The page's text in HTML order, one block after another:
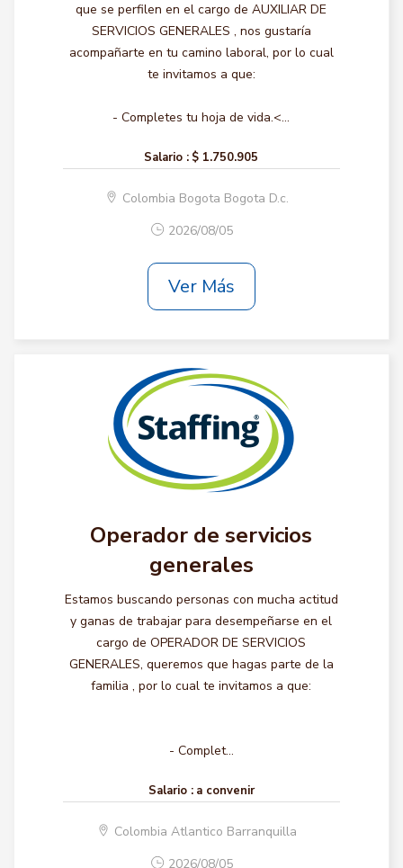
que se perfilen en el cargo de AUXILIAR DE
SERVICIOS GENERALES , nos gustaría
acompañarte en tu camino laboral, por lo cual
te invitamos a que:
- Completes tu hoja de vida.<...
Salario : $ 1.750.905
Colombia Bogota Bogota D.c.
2026/08/05
Ver Más
Operador de servicios
generales
Estamos buscando personas con mucha actitud
y ganas de trabajar para desempeñarse en el
cargo de OPERADOR DE SERVICIOS
GENERALES, queremos que hagas parte de la
familia , por lo cual te invitamos a que:
- Complet...
Salario : a convenir
Colombia Atlantico Barranquilla
2026/08/05